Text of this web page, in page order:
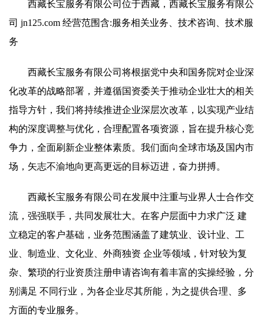
西藏长宝服务有限公司位于西藏，西藏长宝服务有限公
司 jn125.com 经营范围含:服务相关业务、技术咨询、技术服
务
西藏长宝服务有限公司将根据党中央和国务院对企业深
化改革的战略部署，并遵循国资委关于推动企业壮大的相关
指导方针，我们将持续推进企业深层次改革，以实现产业结
构的深度调整与优化，合理配置各项资源，旨在提升核心竞
争力，全面刷新企业整体素质。我们面向全球市场及国内市
场，矢志不渝地向更高更远的目标迈进，奋力拼搏。
西藏长宝服务有限公司在发展中注重与业界人士合作交
流，强强联手，共同发展壮大。在客户层面中力求广泛 建
立稳定的客户基础，业务范围涵盖了建筑业、设计业、工
业、制造业、文化业、外商独资 企业等领域，针对较为复
杂、繁琐的行业资质注册申请咨询有着丰富的实操经验，分
别满足 不同行业，为各企业尽其所能，为之提供合理、多
方面的专业服务。